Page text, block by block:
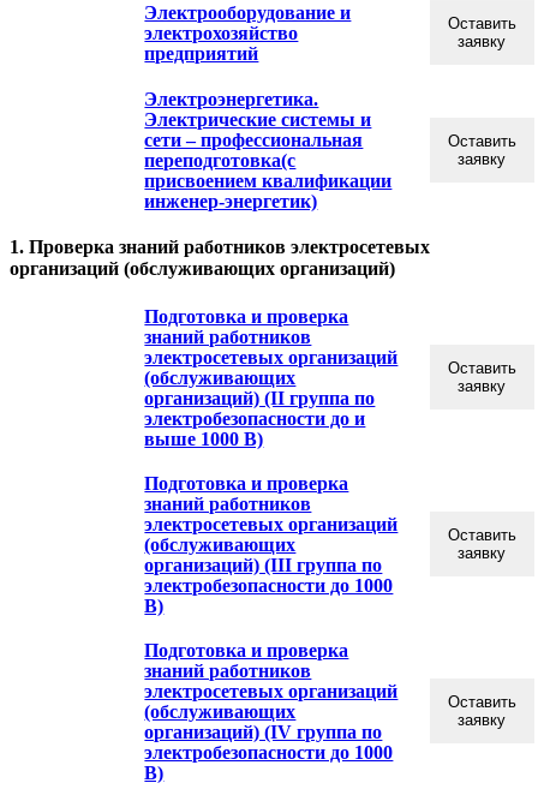
Электрооборудование и
электрохозяйство
предприятий
Оставить
заявку
Электроэнергетика.
Электрические системы и
сети – профессиональная
переподготовка(с
присвоением квалификации
инженер-энергетик)
Оставить
заявку
1. Проверка знаний работников электросетевых
организаций (обслуживающих организаций)
Подготовка и проверка
знаний работников
электросетевых организаций
(обслуживающих
организаций) (II группа по
электробезопасности до и
выше 1000 В)
Оставить
заявку
Подготовка и проверка
знаний работников
электросетевых организаций
(обслуживающих
организаций) (III группа по
электробезопасности до 1000
В)
Оставить
заявку
Подготовка и проверка
знаний работников
электросетевых организаций
(обслуживающих
организаций) (IV группа по
электробезопасности до 1000
В)
Оставить
заявку